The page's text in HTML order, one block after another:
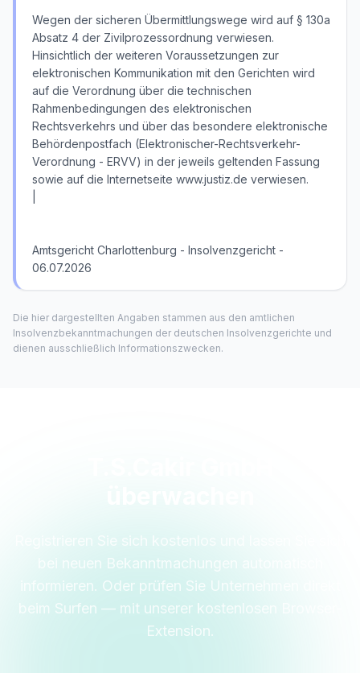
Wegen der sicheren Übermittlungswege wird auf § 130a
Absatz 4 der Zivilprozessordnung verwiesen.
Hinsichtlich der weiteren Voraussetzungen zur
elektronischen Kommunikation mit den Gerichten wird
auf die Verordnung über die technischen
Rahmenbedingungen des elektronischen
Rechtsverkehrs und über das besondere elektronische
Behördenpostfach (Elektronischer-Rechtsverkehr-
Verordnung - ERVV) in der jeweils geltenden Fassung
sowie auf die Internetseite www.justiz.de verwiesen.
Amtsgericht Charlottenburg - Insolvenzgericht -
06.07.2026
Die hier dargestellten Angaben stammen aus den amtlichen
Insolvenzbekanntmachungen der deutschen Insolvenzgerichte und
dienen ausschließlich Informationszwecken.
Registrieren Sie sich kostenlos und lassen Sie sich
bei neuen Bekanntmachungen automatisch
informieren. Oder prüfen Sie Unternehmen direkt
beim Surfen — mit unserer kostenlosen Browser-
Extension.